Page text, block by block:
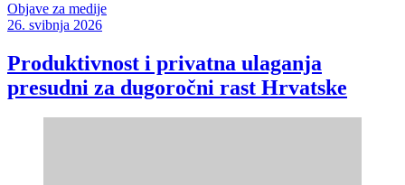
Objave za medije
26. svibnja 2026
Produktivnost i privatna ulaganja
presudni za dugoročni rast Hrvatske